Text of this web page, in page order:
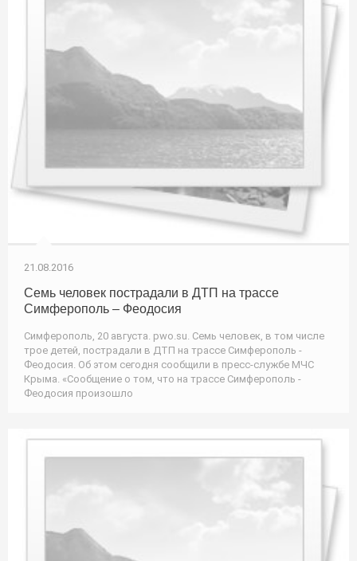
21.08.2016
Семь человек пострадали в ДТП на трассе
Симферополь – Феодосия
Симферополь, 20 августа. pwo.su. Семь человек, в том числе
трое детей, пострадали в ДТП на трассе Симферополь -
Феодосия. Об этом сегодня сообщили в пресс-службе МЧС
Крыма. «Сообщение о том, что на трассе Симферополь -
Феодосия произошло